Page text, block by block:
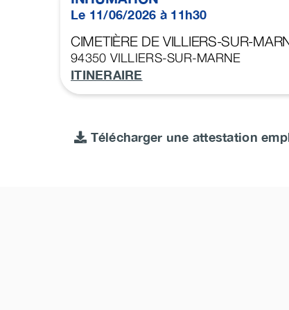
Le 11/06/2026 à 11h30
CIMETIÈRE DE VILLIERS-SUR-
94350 VILLIERS-SUR-MARNE
ITINERAIRE
Télécharger une attestation